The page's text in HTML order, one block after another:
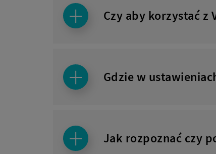
Czy aby korzystać z
Gdzie w
Jak rozpoznać czy